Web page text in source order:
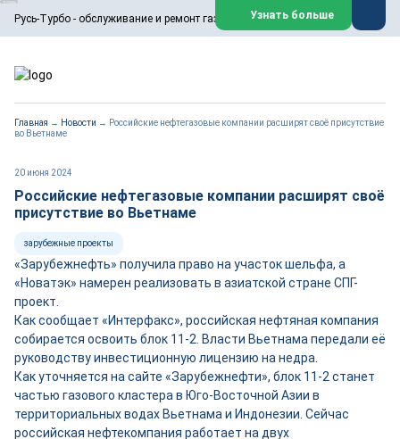
Русь-Турбо - обслуживание и ремонт газовых паровых турбин
ООО «Русь-Турбо» занимается сервисом газовых и паровых
турбин, комплексным ремонтом, восстановлением,
техническим обслуживанием оборудования ТЭС,
работают на нефтегазовых, нефтехимических,
металлургических и других предприятиях.
Реклама. ООО «Русь-Турбо», ИНН 7802588950
erid: F7NfYUJCUneVdwPs4znf
Узнать больше
Главная → Новости → Российские нефтегазовые компании расширят своё присутствие
во Вьетнаме
20 июня 2024
Российские нефтегазовые компании расширят своё
присутствие во Вьетнаме
зарубежные проекты
«Зарубежнефть» получила право на участок шельфа, а
«Новатэк» намерен реализовать в азиатской стране СПГ-
проект.
Как сообщает «Интерфакс», российская нефтяная компания
собирается освоить блок 11-2. Власти Вьетнама передали её
руководству инвестиционную лицензию на недра.
Как уточняется на сайте «Зарубежнефти», блок 11-2 станет
частью газового кластера в Юго-Восточной Азии в
территориальных водах Вьетнама и Индонезии. Сейчас
российская нефтекомпания работает на двух